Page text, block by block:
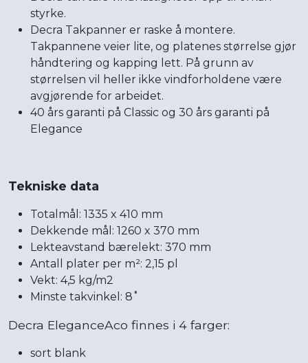
styrke.
Decra Takpanner er raske å montere.
Takpannene veier lite, og platenes størrelse gjør
håndtering og kapping lett. På grunn av
størrelsen vil heller ikke vindforholdene være
avgjørende for arbeidet.
40 års garanti på Classic og 30 års garanti på
Elegance
Tekniske data
Totalmål: 1335 x 410 mm
Dekkende mål: 1260 x 370 mm
Lekteavstand bærelekt: 370 mm
Antall plater per m²: 2,15 pl
Vekt: 4,5 kg/m2
Minste takvinkel: 8˚
Decra EleganceAco finnes i 4 farger:
sort blank